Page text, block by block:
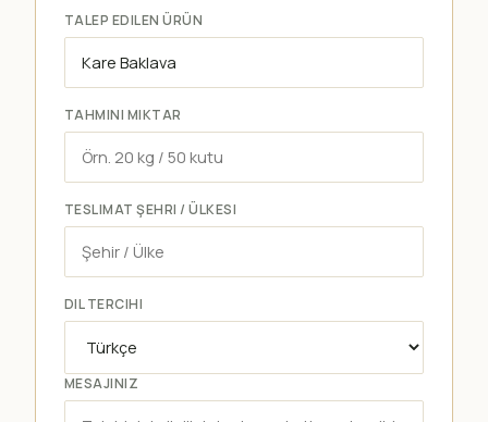
TALEP EDILEN ÜRÜN
TAHMINI MIKTAR
TESLIMAT ŞEHRI / ÜLKESI
DIL TERCIHI
MESAJINIZ